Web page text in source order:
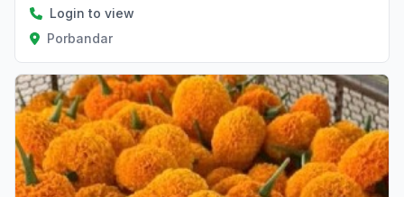
Login to view
Porbandar